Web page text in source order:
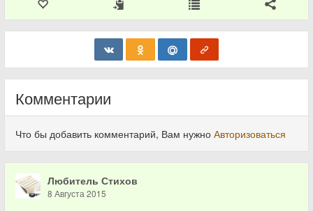
Комментарии
Что бы добавить комментарий, Вам нужно Авторизоваться
Любитель Стихов
8 Августа 2015